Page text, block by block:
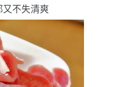
又不失清爽